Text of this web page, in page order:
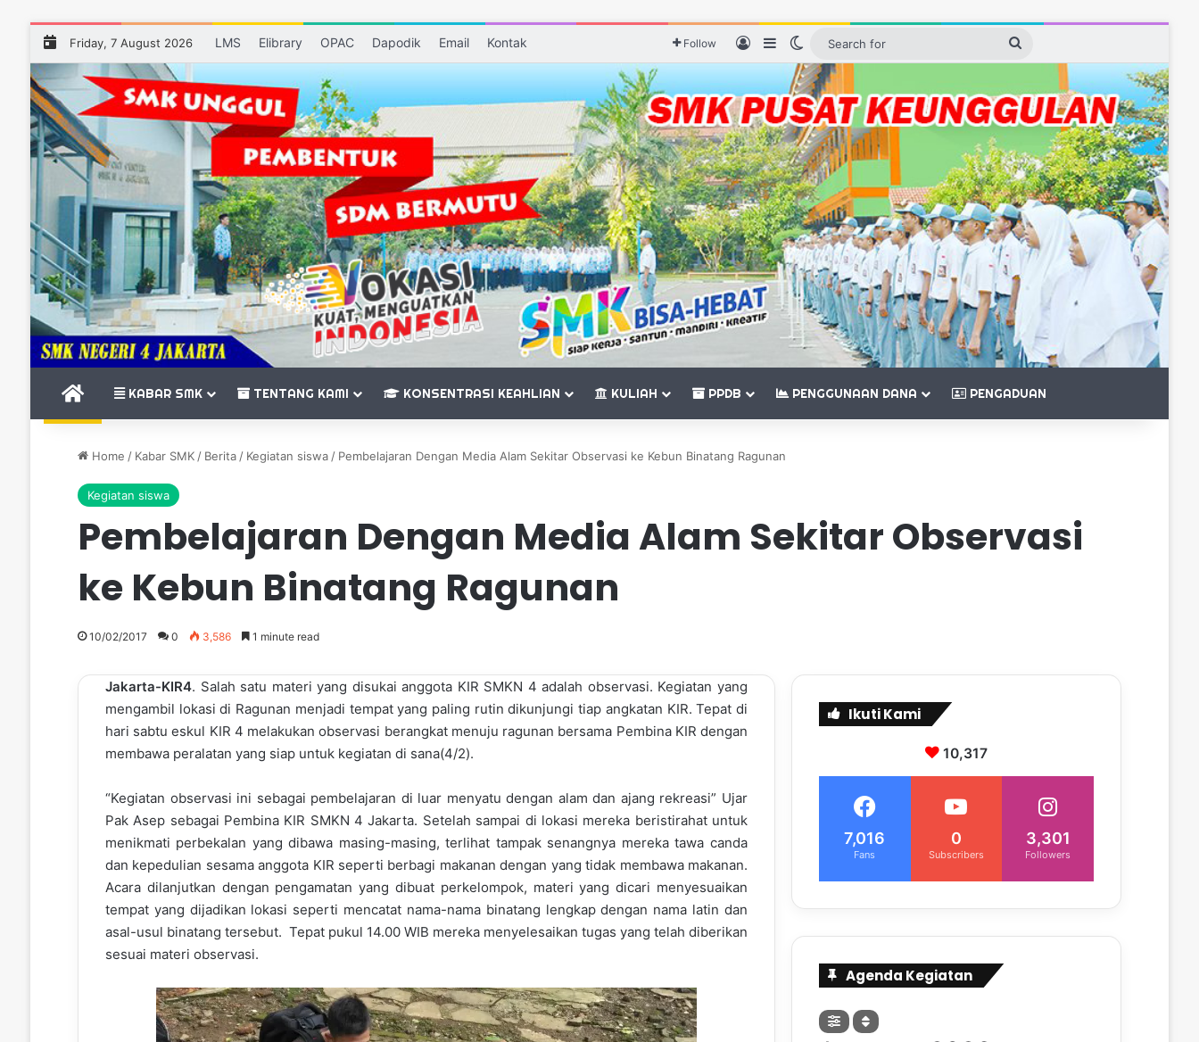
Friday, 7 August 2026 LMS Elibrary OPAC Dapodik Email Kontak Follow Log InSidebarSwitch skin
Search
BERANDAKABAR SMK TENTANG KAMI KONSENTRASI KEAHLIAN KULIAH PPDB PENGGUNAAN DANA PENGADUAN
Home / Kabar SMK / Berita / Kegiatan siswa / Pembelajaran Dengan Media Alam Sekitar Observasi ke Kebun Binatang Ragunan
Kegiatan siswa
Pembelajaran Dengan Media Alam Sekitar Observasi
ke Kebun Binatang Ragunan
10/02/2017 0 3,586 1 minute read
Jakarta-KIR4. Salah satu materi yang disukai anggota KIR SMKN 4 adalah observasi. Kegiatan yang
mengambil lokasi di Ragunan menjadi tempat yang paling rutin dikunjungi tiap angkatan KIR. Tepat di
hari sabtu eskul KIR 4 melakukan observasi berangkat menuju ragunan bersama Pembina KIR dengan
membawa peralatan yang siap untuk kegiatan di sana(4/2).
“Kegiatan observasi ini sebagai pembelajaran di luar menyatu dengan alam dan ajang rekreasi” Ujar
Pak Asep sebagai Pembina KIR SMKN 4 Jakarta. Setelah sampai di lokasi mereka beristirahat untuk
menikmati perbekalan yang dibawa masing-masing, terlihat tampak senangnya mereka tawa canda
dan kepedulian sesama anggota KIR seperti berbagi makanan dengan yang tidak membawa makanan.
Acara dilanjutkan dengan pengamatan yang dibuat perkelompok, materi yang dicari menyesuaikan
tempat yang dijadikan lokasi seperti mencatat nama-nama binatang lengkap dengan nama latin dan
asal-usul binatang tersebut. Tepat pukul 14.00 WIB mereka menyelesaikan tugas yang telah diberikan
sesuai materi observasi.
Ikuti Kami
10,317
7,016
Fans
0
Subscribers
3,301
Followers
Agenda Kegiatan